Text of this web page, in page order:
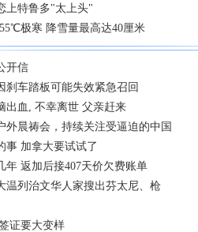
上特鲁多"太上头"
极寒 降雪量最高达40厘米
开信
刹车踏板可能失效紧急召回
出血, 不幸离世 父亲赶来
外晨祷会，持续关注受逼迫的中国
事 加拿大要试试了
年 返加后接407天价欠费账单
温列治文华人家搜出芬太尼、枪
证要大变样